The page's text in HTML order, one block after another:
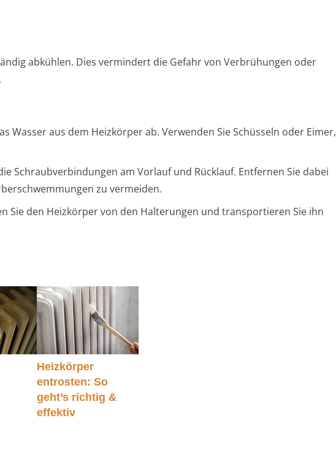
abkühlen. Dies vermindert die Gefahr von Verbrühungen oder
Wasser aus dem Heizkörper ab. Verwenden Sie Schüsseln oder Eimer,
Schraubverbindungen am Vorlauf und Rücklauf. Entfernen Sie dabei
zu vermeiden.
Sie den Heizkörper von den Halterungen und transportieren Sie ihn
Heizkörper
entrosten: So
geht’s richtig &
effektiv